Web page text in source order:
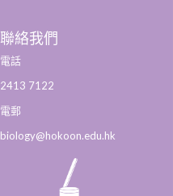
聯絡我們
電話
2413 7122
電郵
biology@hokoon.edu.hk​